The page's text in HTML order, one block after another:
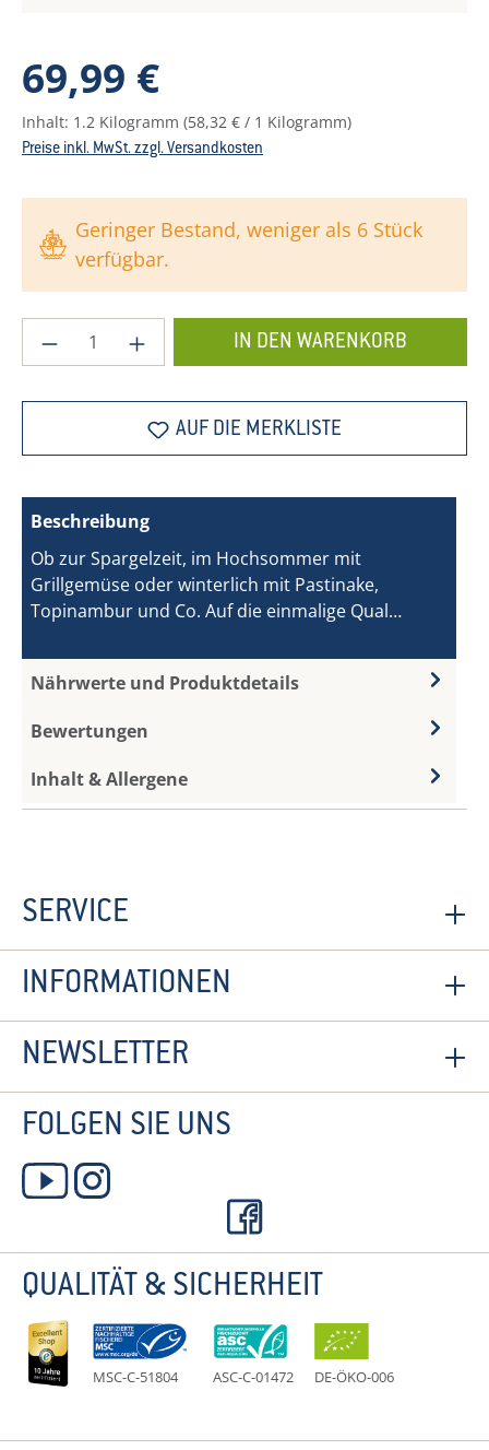
Regulärer Preis:
69,99 €
Inhalt: 1.2 Kilogramm (58,32 € / 1 Kilogramm)
Preise inkl. MwSt. zzgl. Versandkosten
Geringer Bestand, weniger als 6 Stück
verfügbar.
Produkt Anzahl: Gib den gewünschten
IN DEN WARENKORB
AUF DIE MERKLISTE
Beschreibung
Ob zur Spargelzeit, im Hochsommer mit
Grillgemüse oder winterlich mit Pastinake,
Topinambur und Co. Auf die einmalige Qual…
Nährwerte und Produktdetails
Bewertungen
Inhalt & Allergene
SERVICE
INFORMATIONEN
NEWSLETTER
FOLGEN SIE UNS
QUALITÄT & SICHERHEIT
MSC-C-51804 ASC-C-01472 DE-ÖKO-006